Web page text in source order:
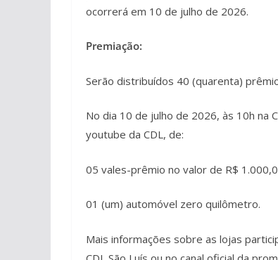
ocorrerá em 10 de julho de 2026.
Premiação:
Serão distribuídos 40 (quarenta)
No dia 10 de julho de 2026, às 10h na
youtube da CDL, de:
05 vales-prêmio no valor de R$
01 (um) automóvel zero quilômetro.
Mais informações sobre as lojas